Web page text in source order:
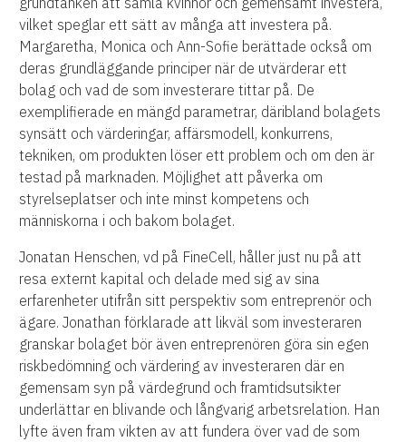
vilket speglar ett sätt av många att investera på.
Margaretha, Monica och Ann-Sofie berättade också om
deras grundläggande principer när de utvärderar ett
bolag och vad de som investerare tittar på. De
exemplifierade en mängd parametrar, däribland bolagets
synsätt och värderingar, affärsmodell, konkurrens,
tekniken, om produkten löser ett problem och om den är
testad på marknaden. Möjlighet att påverka om
styrelseplatser och inte minst kompetens och
människorna i och bakom bolaget.
Jonatan Henschen, vd på FineCell, håller just nu på att
resa externt kapital och delade med sig av sina
erfarenheter utifrån sitt perspektiv som entreprenör och
ägare. Jonathan förklarade att likväl som investeraren
granskar bolaget bör även entreprenören göra sin egen
riskbedömning och värdering av investeraren där en
gemensam syn på värdegrund och framtidsutsikter
underlättar en blivande och långvarig arbetsrelation. Han
lyfte även fram vikten av att fundera över vad de som